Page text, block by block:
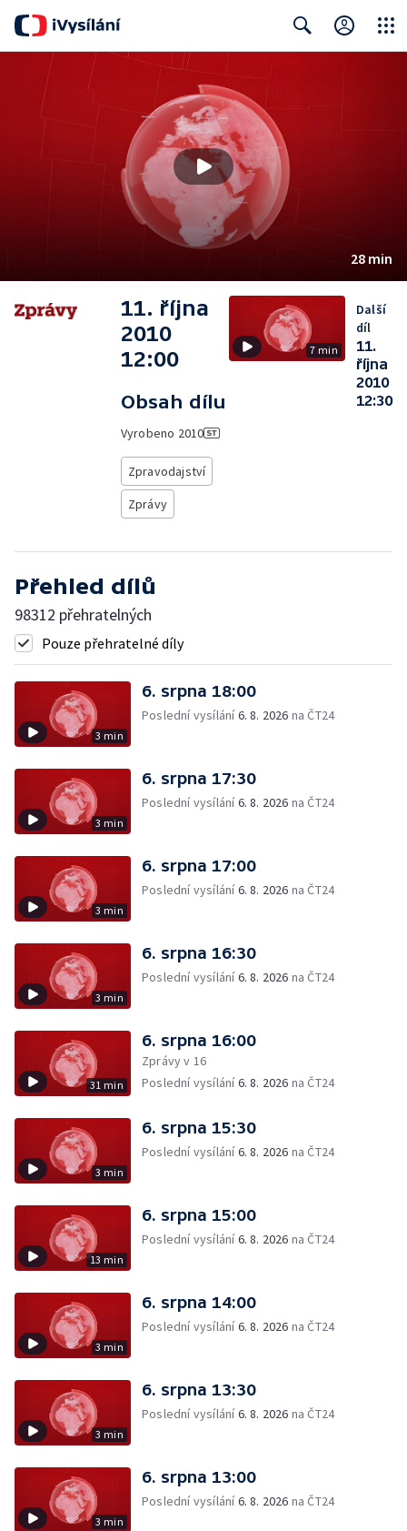
28 min
11. října
2010
12:00
Obsah dílu
Vyrobeno 2010
Zpravodajství
Zprávy
7 min
Další
díl
11.
října
2010
12:30
Přehled dílů
98312 přehratelných
Pouze přehratelné díly
3 min
6. srpna 18:00
Poslední vysílání6. 8. 2026 na ČT24
3 min
6. srpna 17:30
Poslední vysílání6. 8. 2026 na ČT24
3 min
6. srpna 17:00
Poslední vysílání6. 8. 2026 na ČT24
3 min
6. srpna 16:30
Poslední vysílání6. 8. 2026 na ČT24
31 min
6. srpna 16:00
Zprávy v 16
Poslední vysílání6. 8. 2026 na ČT24
3 min
6. srpna 15:30
Poslední vysílání6. 8. 2026 na ČT24
13 min
6. srpna 15:00
Poslední vysílání6. 8. 2026 na ČT24
3 min
6. srpna 14:00
Poslední vysílání6. 8. 2026 na ČT24
3 min
6. srpna 13:30
Poslední vysílání6. 8. 2026 na ČT24
3 min
6. srpna 13:00
Poslední vysílání6. 8. 2026 na ČT24